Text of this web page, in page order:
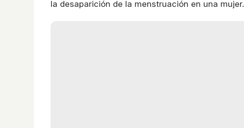
la desaparición de la menstruación en una mujer.